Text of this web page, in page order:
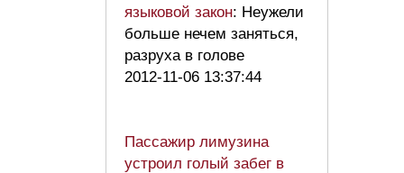
языковой закон: Неужели
больше нечем заняться,
разруха в голове
2012-11-06 13:37:44
Пассажир лимузина
устроил голый забег в